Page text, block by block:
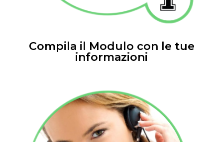
Compila il Modulo con le tue
informazioni